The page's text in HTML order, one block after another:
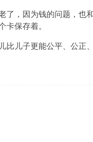
了，因为钱的问题，
卡保存着。
比儿子更能公平、公正